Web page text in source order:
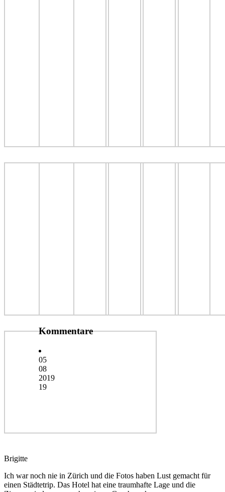
Kommentare
05
08
2019
19
Brigitte
Ich war noch nie in Zürich und die Fotos haben Lust gemacht für
einen Städtetrip. Das Hotel hat eine traumhafte Lage und die